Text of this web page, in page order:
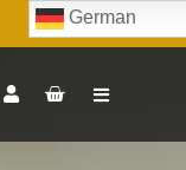
German